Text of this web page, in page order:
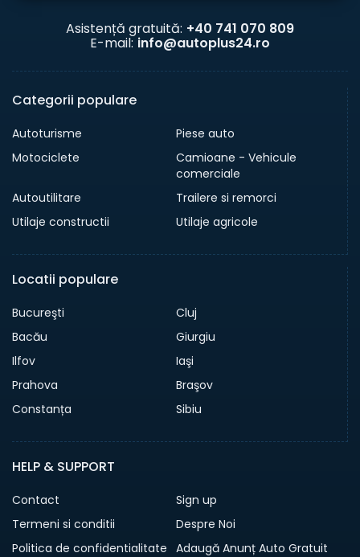
Asistență gratuită: +40 741 070 809
E-mail: info@autoplus24.ro
Categorii populare
Autoturisme
Piese auto
Motociclete
Camioane - Vehicule
comerciale
Autoutilitare
Trailere si remorci
Utilaje constructii
Utilaje agricole
Locatii populare
Bucureşti
Cluj
Bacău
Giurgiu
Ilfov
Iaşi
Prahova
Braşov
Constanța
Sibiu
HELP & SUPPORT
Contact
Sign up
Termeni si conditii
Despre Noi
Politica de confidentialitate Adaugă Anunț Auto Gratuit